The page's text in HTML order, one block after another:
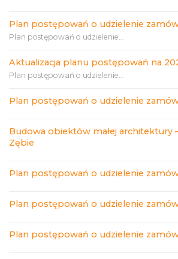
Plan postępowań o udzielenie
Plan postępowań o udzielenie...
Aktualizacja planu postępowań na
Plan postępowań o udzielenie...
Plan postępowań o udzielenie
Budowa obiektów małej architektury
Zębie
Plan postępowań o udzielenie
Plan postępowań o udzielenie
Plan postępowań o udzielenie